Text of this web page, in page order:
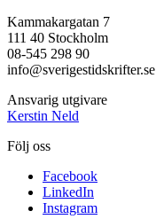
Kammakargatan 7
111 40 Stockholm
08-545 298 90
info@sverigestidskrifter.se
Ansvarig utgivare
Kerstin Neld
Följ oss
Facebook
LinkedIn
Instagram